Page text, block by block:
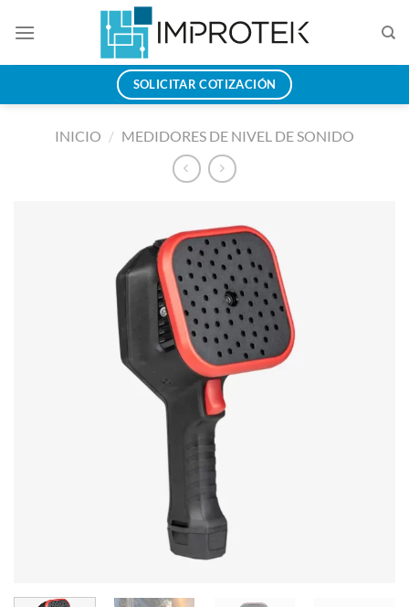
SOLICITAR COTIZACIÓN
INICIO / MEDIDORES DE NIVEL DE SONIDO